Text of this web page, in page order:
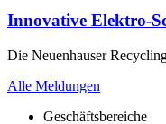
Innovative Elektro-
Die Neuenhauser
Alle Meldungen
Geschäftsbereiche